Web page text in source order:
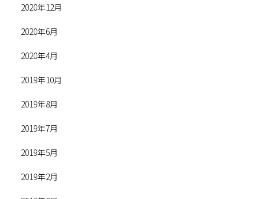
2020年12月
2020年6月
2020年4月
2019年10月
2019年8月
2019年7月
2019年5月
2019年2月